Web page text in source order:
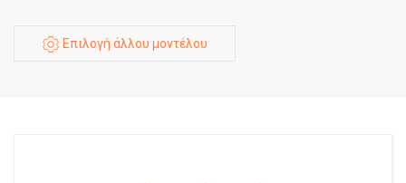
Επιλογή άλλου μοντέλου